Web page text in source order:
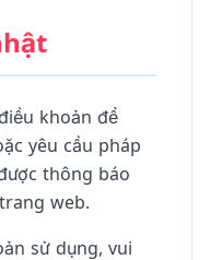
khoản để
yêu cầu pháp
thông báo
web.
sử dụng, vui